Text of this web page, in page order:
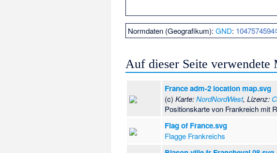
Normdaten (Geografikum):GND: 1047574594
Auf dieser Seite verwendete
France adm-2 location map.svg
(c)Karte:NordNordWest, Lizenz:
Positionskarte von Frankreich mit
Flag of France.svg
Flagge Frankreichs